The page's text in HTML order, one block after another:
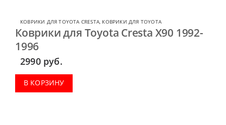
КОВРИКИ ДЛЯ TOYOTA CRESTA, КОВРИКИ ДЛЯ TOYOTA
Коврики для Toyota Cresta X90 1992-
1996
2990 руб.
В КОРЗИНУ